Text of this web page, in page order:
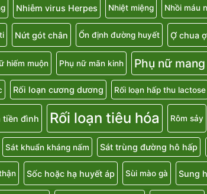
Nhiễm virus Herpes Nhiệt miệng Nhồi máu
Nứt gót chân Ổn định đường huyết Ợ chua
hiếm muộn Phụ nữ mãn kinh Phụ nữ
Rối loạn cương dương Rối loạn hấp thu lactose
tiền đình Rối loạn tiêu hóa Rôm sảy
Sát khuẩn kháng nấm Sát trùng đường hô hấp
Sốc hoặc hạ huyết áp Sùi mào gà Sung